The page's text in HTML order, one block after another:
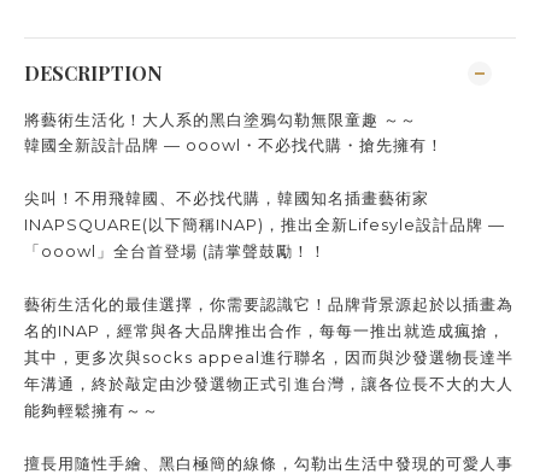
DESCRIPTION
將藝術生活化！大人系的黑白塗鴉勾勒無限童趣 ～～
韓國全新設計品牌 — ooowl・不必找代購・搶先擁有！
尖叫！不用飛韓國、不必找代購，韓國知名插畫藝術家
INAPSQUARE(以下簡稱INAP)，推出全新Lifesyle設計品牌 —
「ooowl」全台首登場 (請掌聲鼓勵！！
藝術生活化的最佳選擇，你需要認識它！品牌背景源起於以插畫為
名的INAP，經常與各大品牌推出合作，每每一推出就造成瘋搶，
其中，更多次與socks appeal進行聯名，因而與沙發選物長達半
年溝通，終於敲定由沙發選物正式引進台灣，讓各位長不大的大人
能夠輕鬆擁有～～
擅長用隨性手繪、黑白極簡的線條，勾勒出生活中發現的可愛人事